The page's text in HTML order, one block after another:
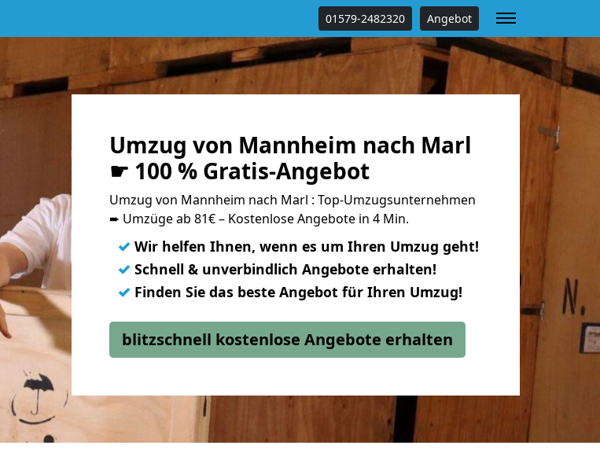
01579-2482320 Angebot
Umzug von Mannheim nach Marl
☛ 100 % Gratis-Angebot
Umzug von Mannheim nach Marl : Top-Umzugsunternehmen
➨ Umzüge ab 81€ – Kostenlose Angebote in 4 Min.
✓ Wir helfen Ihnen, wenn es um Ihren Umzug geht!
✓ Schnell & unverbindlich Angebote erhalten!
✓ Finden Sie das beste Angebot für Ihren Umzug!
blitzschnell kostenlose Angebote erhalten